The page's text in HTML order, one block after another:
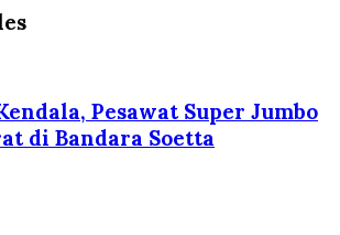
Pesawat Super Jumbo
di Bandara Soetta